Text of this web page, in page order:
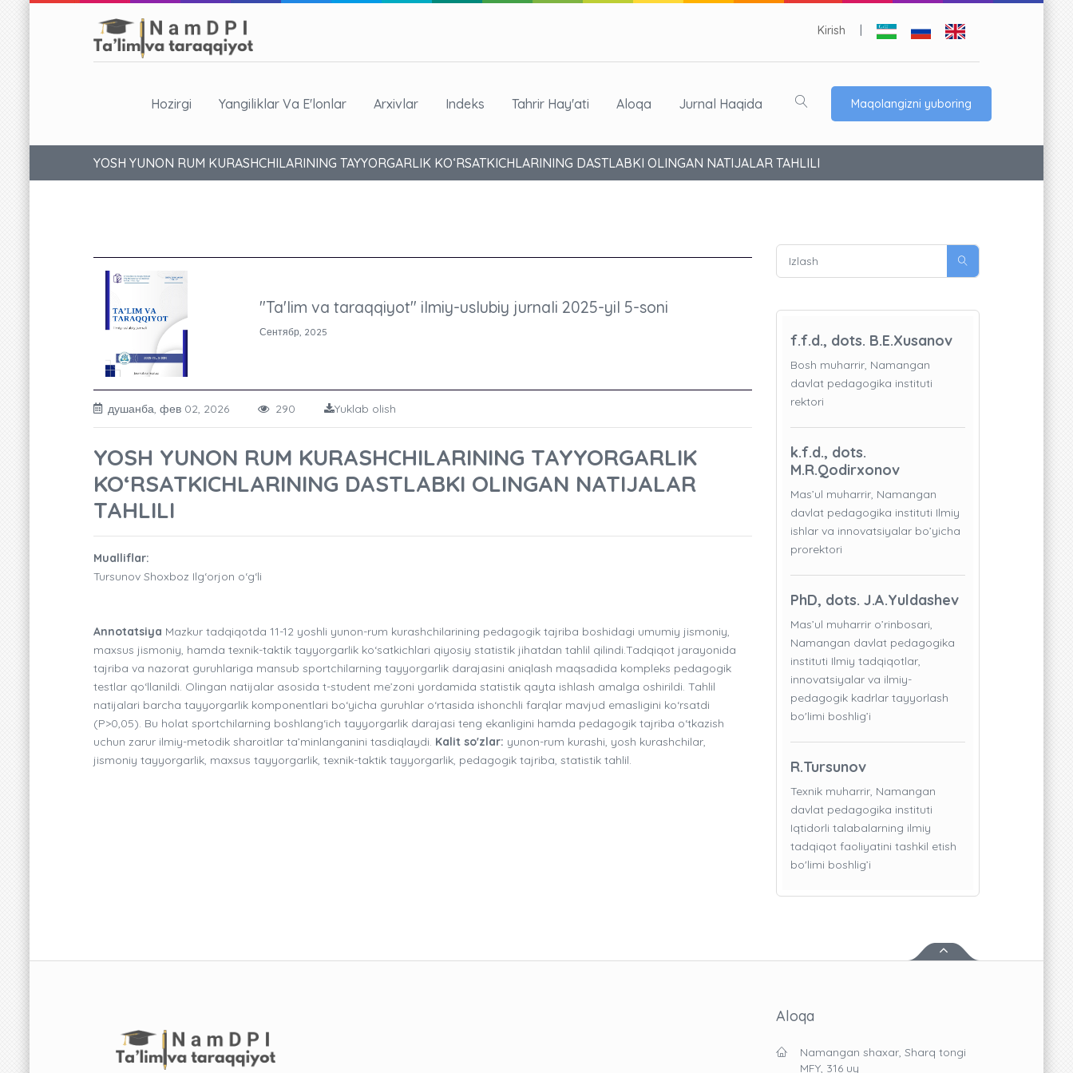
Kirish
Hozirgi Yangiliklar Va E'lonlar Arxivlar Indeks Tahrir Hay'ati Aloqa Jurnal Haqida Maqolangizni yuboring
YOSH YUNON RUM KURASHCHILARINING TAYYORGARLIK KO‘RSATKICHLARINING DASTLABKI OLINGAN NATIJALAR TAHLILI
"Ta'lim va taraqqiyot" ilmiy-uslubiy jurnali 2025-yil 5-soni
Сентябр, 2025
душанба, фев 02, 2026 290 Yuklab olish
YOSH YUNON RUM KURASHCHILARINING TAYYORGARLIK
KO‘RSATKICHLARINING DASTLABKI OLINGAN NATIJALAR
TAHLILI
Mualliflar:
Tursunov Shoxboz Ilg‘orjon o‘g‘li
Annotatsiya Mazkur tadqiqotda 11-12 yoshli yunon-rum kurashchilarining pedagogik tajriba boshidagi umumiy jismoniy,
maxsus jismoniy, hamda texnik-taktik tayyorgarlik ko‘satkichlari qiyosiy statistik jihatdan tahlil qilindi.Tadqiqot jarayonida
tajriba va nazorat guruhlariga mansub sportchilarning tayyorgarlik darajasini aniqlash maqsadida kompleks pedagogik
testlar qo‘llanildi. Olingan natijalar asosida t-student me’zoni yordamida statistik qayta ishlash amalga oshirildi. Tahlil
natijalari barcha tayyorgarlik komponentlari bo‘yicha guruhlar o‘rtasida ishonchli farqlar mavjud emasligini ko‘rsatdi
(P>0,05). Bu holat sportchilarning boshlang‘ich tayyorgarlik darajasi teng ekanligini hamda pedagogik tajriba o‘tkazish
uchun zarur ilmiy-metodik sharoitlar ta’minlanganini tasdiqlaydi. Kalit so'zlar: yunon-rum kurashi, yosh kurashchilar,
jismoniy tayyorgarlik, maxsus tayyorgarlik, texnik-taktik tayyorgarlik, pedagogik tajriba, statistik tahlil.
f.f.d., dots. B.E.Xusanov
Bosh muharrir, Namangan
davlat pedagogika instituti
rektori
k.f.d., dots.
M.R.Qodirxonov
Mas’ul muharrir, Namangan
davlat pedagogika instituti Ilmiy
ishlar va innovatsiyalar bo’yicha
prorektori
PhD, dots. J.A.Yuldashev
Mas’ul muharrir o’rinbosari,
Namangan davlat pedagogika
instituti Ilmiy tadqiqotlar,
innovatsiyalar va ilmiy-
pedagogik kadrlar tayyorlash
bo'limi boshlig’i
R.Tursunov
Texnik muharrir, Namangan
davlat pedagogika instituti
Iqtidorli talabalarning ilmiy
tadqiqot faoliyatini tashkil etish
bo'limi boshlig’i
Aloqa
Namangan shaxar, Sharq tongi
MFY, 316 uy